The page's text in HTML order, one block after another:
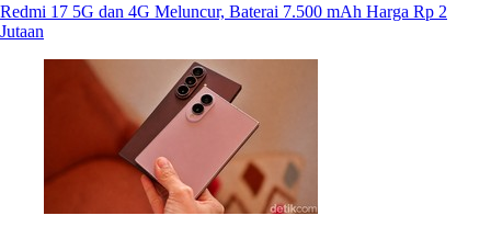
Redmi 17 5G dan 4G Meluncur, Baterai 7.500 mAh Harga Rp 2
Jutaan